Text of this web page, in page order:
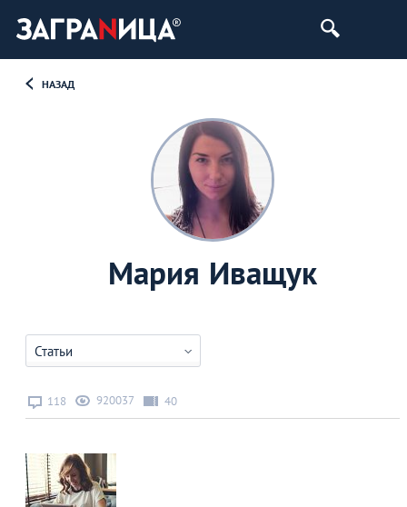
НАЗАД
Мария Иващук
Статьи
118 920037 40